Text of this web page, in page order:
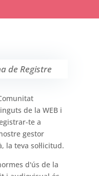
de Registre
de la WEB i
te a
gestor
la teva sol·licitud.
d'ús de la